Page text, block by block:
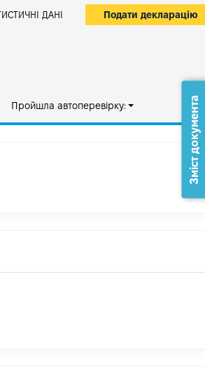
ДАНІ Подати декларацію
Пройшла автоперевірку: Зміст документа